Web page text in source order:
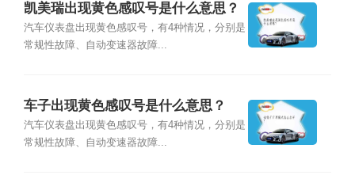
凯美瑞出现黄色感叹号是什么意思？
汽车仪表盘出现黄色感叹号，有4种情况，分别是
常规性故障、自动变速器故障...
车子出现黄色感叹号是什么意思？
汽车仪表盘出现黄色感叹号，有4种情况，分别是
常规性故障、自动变速器故障...